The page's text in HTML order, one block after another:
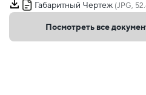
Габаритный Чертеж (JPG,
Посмотреть все